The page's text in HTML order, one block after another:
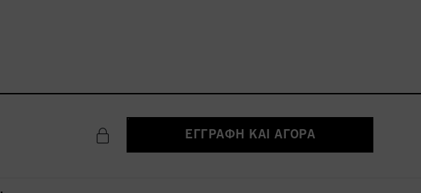
ΕΓΓΡΑΦΉ ΚΑΙ ΑΓΟΡΆ